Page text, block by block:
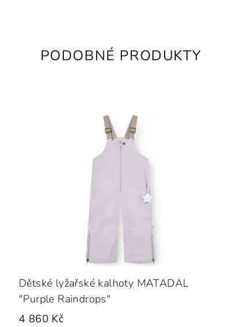
PODOBNÉ PRODUKTY
Dětské lyžařské kalhoty MATADAL
"Purple Raindrops"
4 860 Kč